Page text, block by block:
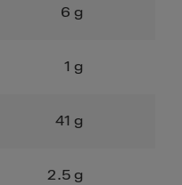
6 g
1 g
41 g
2.5 g